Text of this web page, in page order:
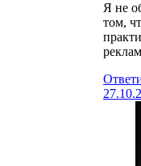
Я не
том,